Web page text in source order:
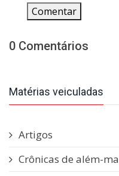
Comentar
0 Comentários
Matérias veiculadas
Artigos
Crônicas de além-